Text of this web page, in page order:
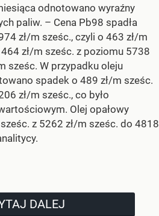
odnotowano wyraźny
paliw. – Cena Pb98 spadła
zł/m sześc., czyli o 463 zł/m
zł/m sześc. z poziomu 5738
sześc. W przypadku oleju
spadek o 489 zł/m sześc.
zł/m sześc., co było
Olej opałowy
z 5262 zł/m sześc. do 4818
DALEJ